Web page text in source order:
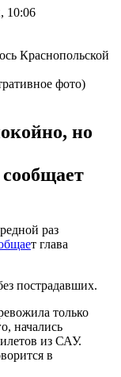
10:06
фото)
но
раз
т глава
пострадавших.
только
начались
из САУ.
в